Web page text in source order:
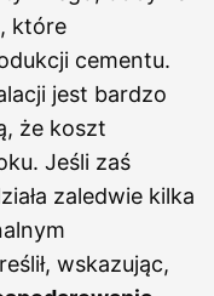
które
cementu.
jest bardzo
że koszt
Jeśli zaś
zaledwie kilka
wskazując,